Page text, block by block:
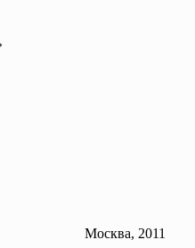
Москва, 2011